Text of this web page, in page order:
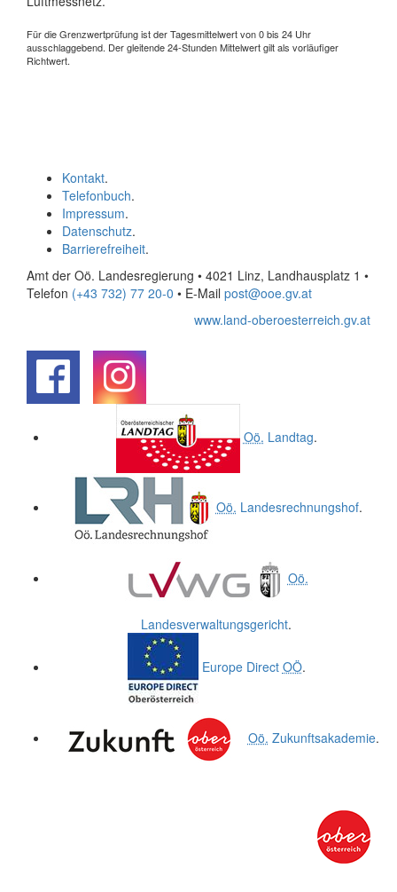
Für die Grenzwertprüfung ist der Tagesmittelwert von 0 bis 24 Uhr
ausschlaggebend. Der gleitende 24-Stunden Mittelwert gilt als vorläufiger
Richtwert.
Kontakt.
Telefonbuch.
Impressum.
Datenschutz.
Barrierefreiheit.
Amt der Oö. Landesregierung • 4021 Linz, Landhausplatz 1 •
Telefon (+43 732) 77 20-0 • E-Mail post@ooe.gv.at
www.land-oberoesterreich.gv.at
Oö. Landtag.
Oö. Landesrechnungshof.
Oö.
Landesverwaltungsgericht.
Europe Direct OÖ.
Oö. Zukunftsakademie.